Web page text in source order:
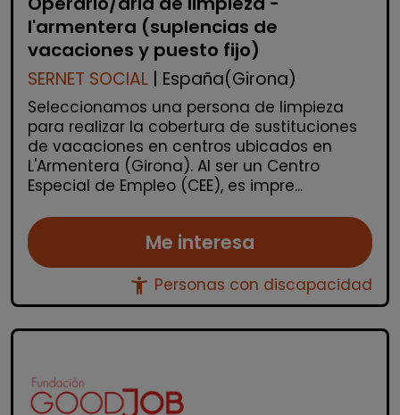
l'armentera (suplencias de
vacaciones y puesto fijo)
SERNET SOCIAL | España(Girona)
Seleccionamos una persona de limpieza
para realizar la cobertura de sustituciones
de vacaciones en centros ubicados en
L'Armentera (Girona). Al ser un Centro
Especial de Empleo (CEE), es impre...
Me interesa
accessibility_new Personas con discapacidad